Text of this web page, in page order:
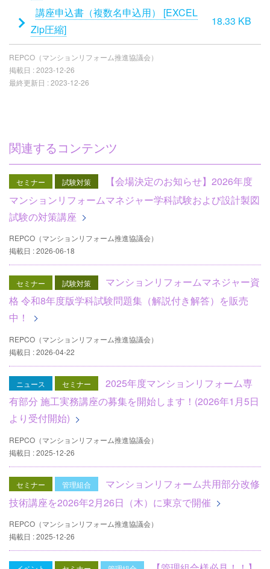
講座申込書（複数名申込用） [EXCEL
Zip圧縮]
18.33 KB
REPCO（マンションリフォーム推進協議会）
掲載日 :2023-12-26
最終更新日 :2023-12-26
関連するコンテンツ
セミナー 試験対策
【会場決定のお知らせ】2026年度
マンションリフォームマネジャー学科試験および設計製図
試験の対策講座
REPCO（マンションリフォーム推進協議会）
掲載日 : 2026-06-18
セミナー 試験対策
マンションリフォームマネジャー資
格 令和8年度版学科試験問題集（解説付き解答）を販売
中！
REPCO（マンションリフォーム推進協議会）
掲載日 : 2026-04-22
ニュース セミナー
2025年度マンションリフォーム専
有部分 施工実務講座の募集を開始します！(2026年1月5日
より受付開始)
REPCO（マンションリフォーム推進協議会）
掲載日 : 2025-12-26
セミナー 管理組合
マンションリフォーム共用部分改修
技術講座を2026年2月26日（木）に東京で開催
REPCO（マンションリフォーム推進協議会）
掲載日 : 2025-12-26